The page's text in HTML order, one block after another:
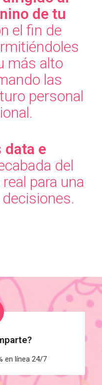
de tu
el fin de
más alto
las
personal
data e
del
para una
en línea 24/7